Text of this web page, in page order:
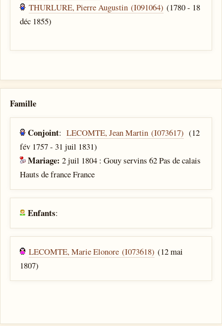
THURLURE, Pierre Augustin (I091064) (1780 - 18
déc 1855)
Famille
Conjoint:LECOMTE, Jean Martin (I073617) (12
fév 1757 - 31 juil 1831)
Mariage:2 juil 1804 : Gouy servins 62 Pas de calais
Hauts de france France
Enfants:
LECOMTE, Marie Elonore (I073618) (12 mai
1807)